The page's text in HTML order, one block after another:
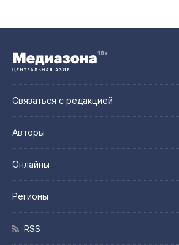
Связаться с редакцией
Авторы
Онлайны
Регионы
RSS